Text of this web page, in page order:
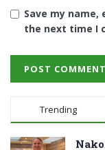
Save my
the next time I
Trending